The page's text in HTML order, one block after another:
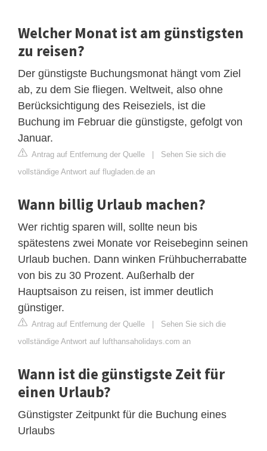
Welcher Monat ist am günstigsten
zu reisen?
Der günstigste Buchungsmonat hängt vom Ziel
ab, zu dem Sie fliegen. Weltweit, also ohne
Berücksichtigung des Reiseziels, ist die
Buchung im Februar die günstigste, gefolgt von
Januar.
Antrag auf Entfernung der Quelle | Sehen Sie sich die
vollständige Antwort auf flugladen.de an
Wann billig Urlaub machen?
Wer richtig sparen will, sollte neun bis
spätestens zwei Monate vor Reisebeginn seinen
Urlaub buchen. Dann winken Frühbucherrabatte
von bis zu 30 Prozent. Außerhalb der
Hauptsaison zu reisen, ist immer deutlich
günstiger.
Antrag auf Entfernung der Quelle | Sehen Sie sich die
vollständige Antwort auf lufthansaholidays.com an
Wann ist die günstigste Zeit für
einen Urlaub?
Günstigster Zeitpunkt für die Buchung eines
Urlaubs